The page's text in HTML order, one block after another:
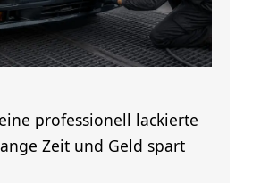
professionell lackierte
Zeit und Geld spart